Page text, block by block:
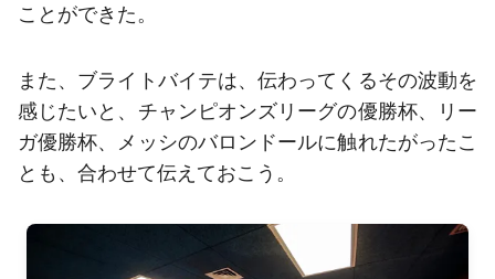
ことができた。
また、ブライトバイテは、伝わってくるその波動を
感じたいと、チャンピオンズリーグの優勝杯、リー
ガ優勝杯、メッシのバロンドールに触れたがったこ
とも、合わせて伝えておこう。
FC Barcelona club badge